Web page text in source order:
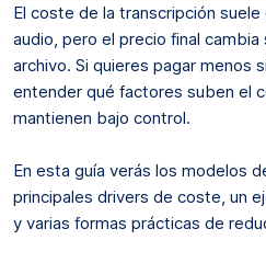
El coste de la transcripción
audio, pero el precio final
archivo. Si quieres pagar menos
entender qué factores suben el
mantienen bajo control.
En esta guía verás los modelos
principales drivers de coste, un
y varias formas prácticas de